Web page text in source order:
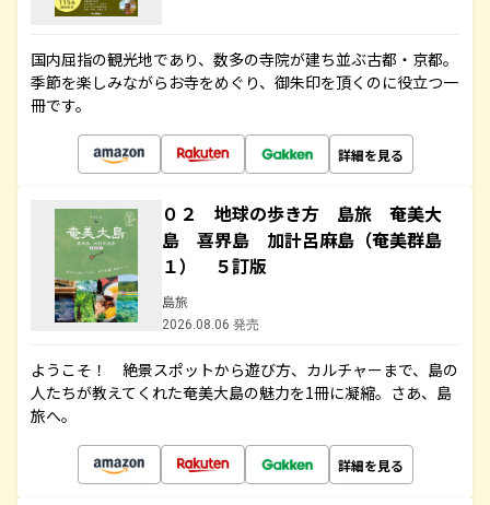
国内屈指の観光地であり、数多の寺院が建ち並ぶ古都・京都。
季節を楽しみながらお寺をめぐり、御朱印を頂くのに役立つ一
冊です。
詳細を見る
０２ 地球の歩き方 島旅 奄美大
島 喜界島 加計呂麻島（奄美群島
１） ５訂版
島旅
2026.08.06 発売
ようこそ！ 絶景スポットから遊び方、カルチャーまで、島の
人たちが教えてくれた奄美大島の魅力を1冊に凝縮。さあ、島
旅へ。
詳細を見る